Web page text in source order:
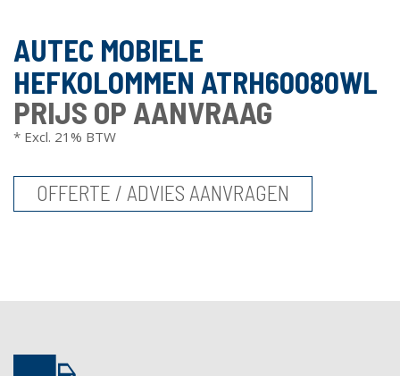
AUTEC MOBIELE
HEFKOLOMMEN ATRH60080WL
PRIJS OP AANVRAAG
* Excl. 21% BTW
OFFERTE / ADVIES AANVRAGEN